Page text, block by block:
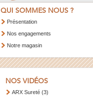
QUI SOMMES NOUS ?
Présentation
Nos engagements
Notre magasin
NOS VIDÉOS
ARX Sureté (3)